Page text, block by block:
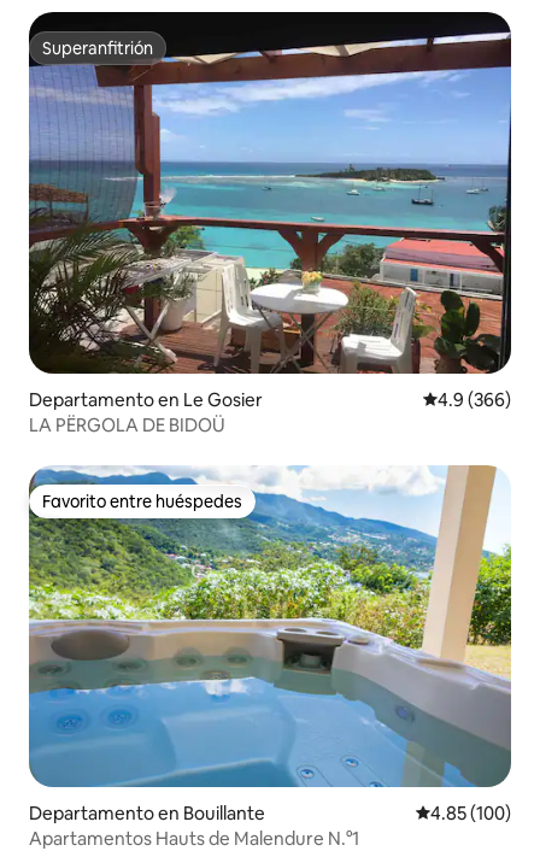
Superanfitrión
Superanfitrión
Departamento en Le Gosier Calificación
4.9 (366)
LA PËRGOLA DE BIDOÜ
Favorito entre huéspedes
Favorito entre huéspedes
Departamento en Bouillante Calificación
4.85 (100)
Apartamentos Hauts de Malendure N.°1